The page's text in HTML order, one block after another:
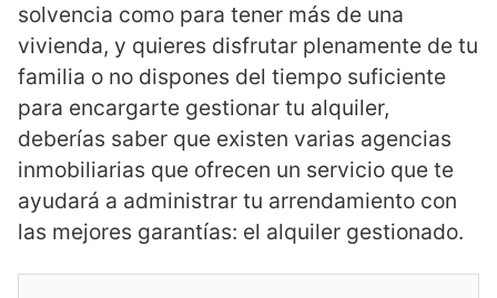
solvencia como para tener más de una
vivienda, y quieres disfrutar plenamente de tu
familia o no dispones del tiempo suficiente
para encargarte gestionar tu alquiler,
deberías saber que existen varias agencias
inmobiliarias que ofrecen un servicio que te
ayudará a administrar tu arrendamiento con
las mejores garantías: el alquiler gestionado.